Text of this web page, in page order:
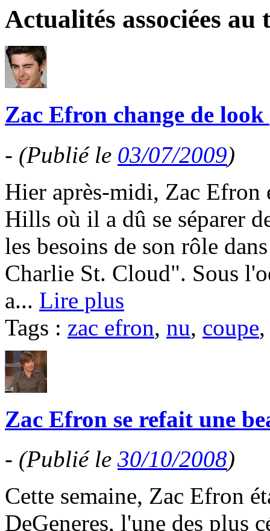
Actualités associées au
Zac Efron change de
- (Publié le 03/07/2009)
Hier après-midi, Zac Efron
Hills où il a dû se séparer
les besoins de son rôle
Charlie St. Cloud". Sous
a... Lire plus
Tags : zac efron, nu, coupe
Zac Efron se refait une
- (Publié le 30/10/2008)
Cette semaine, Zac Efron
DeGeneres, l'une des plus